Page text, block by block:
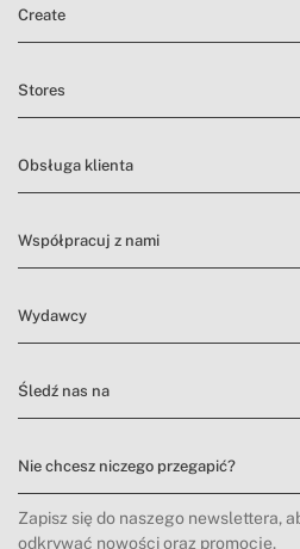
Create
Stores
Obsługa klienta
Współpracuj z nami
Wydawcy
Śledź nas na
Nie chcesz niczego przegapić?
Zapisz się do naszego newslettera,
odkrywać nowości oraz promocje.